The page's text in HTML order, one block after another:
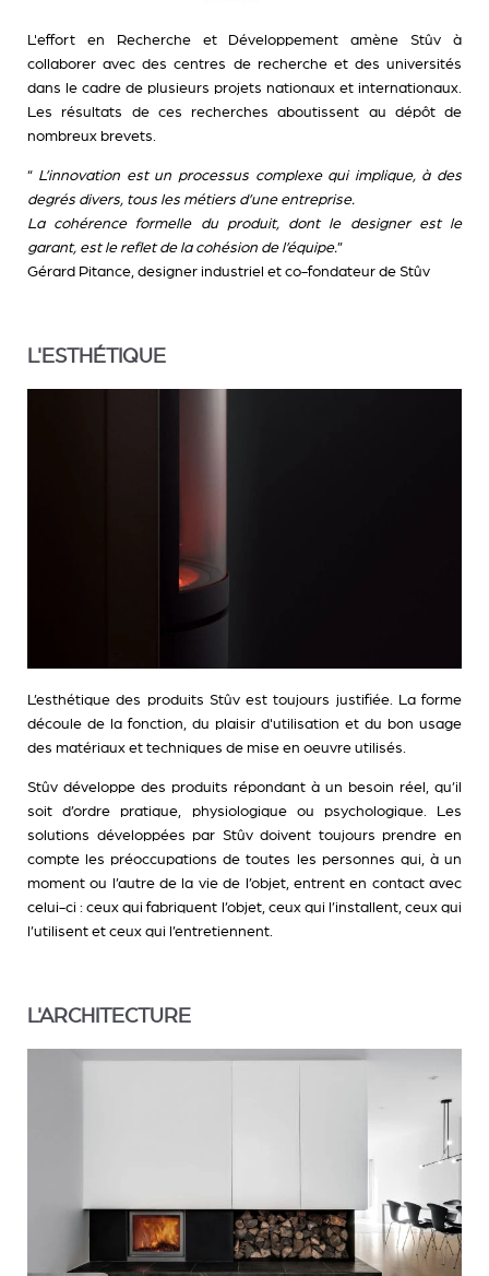
L'effort en Recherche et Développement amène Stûv à
collaborer avec des centres de recherche et des universités
dans le cadre de plusieurs projets nationaux et internationaux.
Les résultats de ces recherches aboutissent au dépôt de
nombreux brevets.
“ L’innovation est un processus complexe qui implique, à des
degrés divers, tous les métiers d’une entreprise.
La cohérence formelle du produit, dont le designer est le
garant, est le reflet de la cohésion de l’équipe.”
Gérard Pitance, designer industriel et co-fondateur de Stûv
L'ESTHÉTIQUE
L’esthétique des produits Stûv est toujours justifiée. La forme
découle de la fonction, du plaisir d'utilisation et du bon usage
des matériaux et techniques de mise en oeuvre utilisés.
Stûv développe des produits répondant à un besoin réel, qu’il
soit d’ordre pratique, physiologique ou psychologique. Les
solutions développées par Stûv doivent toujours prendre en
compte les préoccupations de toutes les personnes qui, à un
moment ou l’autre de la vie de l’objet, entrent en contact avec
celui-ci : ceux qui fabriquent l’objet, ceux qui l’installent, ceux qui
l’utilisent et ceux qui l’entretiennent.
L'ARCHITECTURE